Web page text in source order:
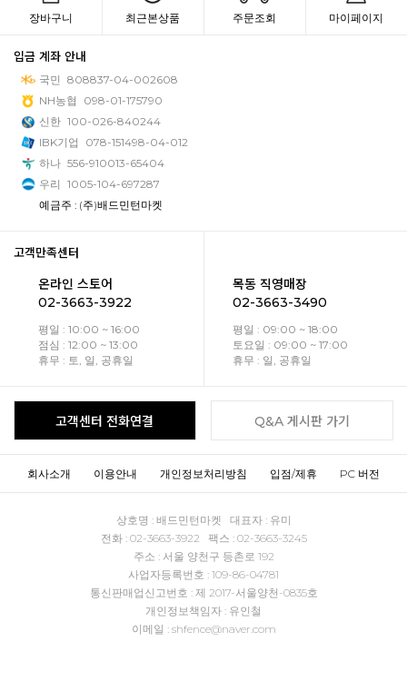
장바구니 최근본상품 주문조회 마이페이지
입금 계좌 안내
국민 808837-04-002608
NH농협
098-01-175790
신한 100-026-840244
IBK기업
078-151498-04-012
하나 556-910013-65404
우리 1005-104-697287
예금주 : (주)배드민턴마켓
고객만족센터
온라인 스토어
02-3663-3922
평일 : 10:00 ~ 16:00
점심 : 12:00 ~ 13:00
휴무 : 토, 일, 공휴일
목동 직영매장
02-3663-3490
평일 : 09:00 ~ 18:00
토요일 : 09:00 ~ 17:00
휴무 : 일, 공휴일
고객센터 전화연결 Q&A 게시판 가기
회사소개 이용안내 개인정보처리방침 입점/제휴 PC 버전
상호명 : 배드민턴마켓 대표자 : 유미
전화 : 02-3663-3922 팩스 : 02-3663-3245
주소 : 서울 양천구 등촌로 192
사업자등록번호 : 109-86-04781
통신판매업신고번호 : 제 2017-서울양천-0835호
개인정보책임자 : 유인철
이메일 : shfence@naver.com